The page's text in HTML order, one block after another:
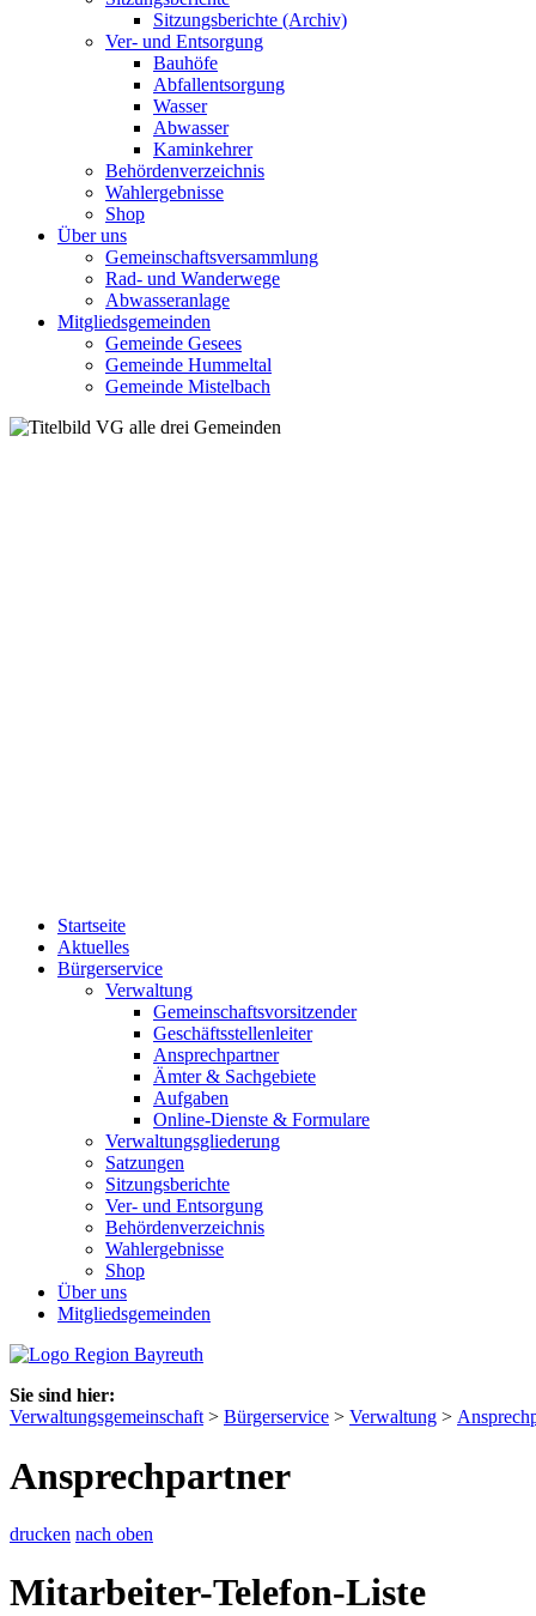
Sitzungsberichte (Archiv)
Ver- und Entsorgung
Bauhöfe
Abfallentsorgung
Wasser
Abwasser
Kaminkehrer
Behördenverzeichnis
Wahlergebnisse
Shop
Über uns
Gemeinschaftsversammlung
Rad- und Wanderwege
Abwasseranlage
Mitgliedsgemeinden
Gemeinde Gesees
Gemeinde Hummeltal
Gemeinde Mistelbach
Startseite
Aktuelles
Bürgerservice
Verwaltung
Gemeinschaftsvorsitzender
Geschäftsstellenleiter
Ansprechpartner
Ämter & Sachgebiete
Aufgaben
Online-Dienste & Formulare
Verwaltungsgliederung
Satzungen
Sitzungsberichte
Ver- und Entsorgung
Behördenverzeichnis
Wahlergebnisse
Shop
Über uns
Mitgliedsgemeinden
Sie sind hier:
Verwaltungsgemeinschaft > Bürgerservice > Verwaltung >
Ansprechpartner
drucken nach oben
Mitarbeiter-Telefon-Liste